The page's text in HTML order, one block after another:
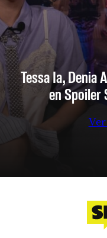
Tessa Ia, Denia
en Spoiler